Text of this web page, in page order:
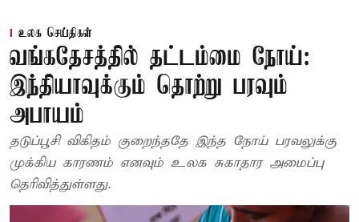
உலக செய்திகள்
வங்கதேசத்தில் தட்டம்மை நோய்:
இந்தியாவுக்கும் தொற்று பரவும்
அபாயம்
தடுப்பூசி விகிதம் குறைந்ததே இந்த நோய் பரவலுக்கு
முக்கிய காரணம் எனவும் உலக சுகாதார அமைப்பு
தெரிவித்துள்ளது.